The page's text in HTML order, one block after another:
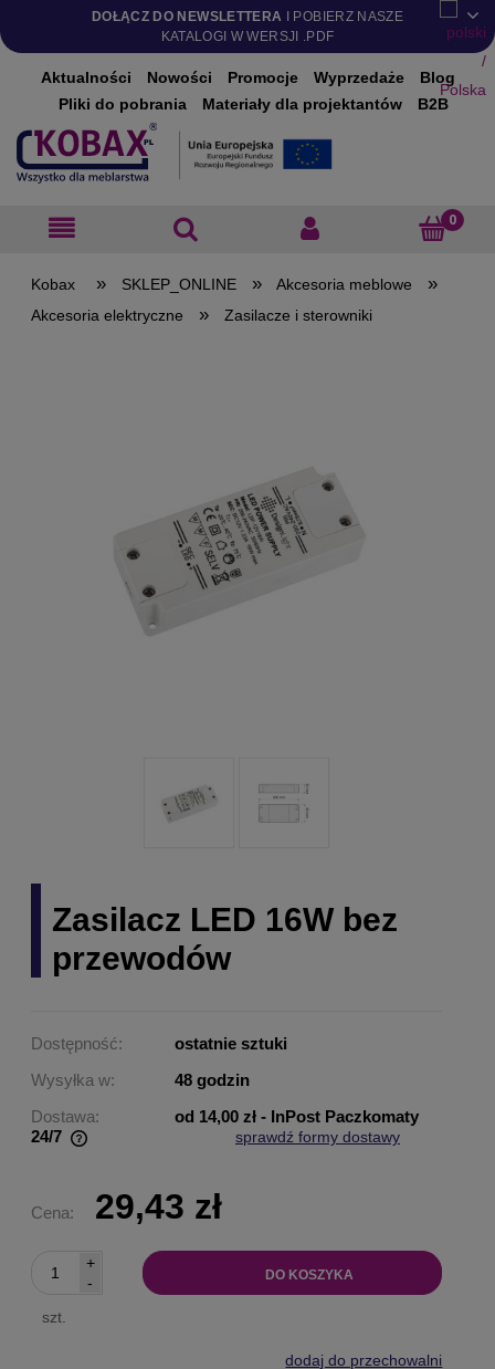
DOŁĄCZ DO NEWSLETTERA I POBIERZ NASZE
KATALOGI W WERSJI .PDF
Aktualności Nowości Promocje Wyprzedaże
Blog
Pliki do pobrania
Materiały dla projektantów B2B
» SKLEP_ONLINE » Akcesoria meblowe »
Akcesoria elektryczne » Zasilacze i sterowniki
Zasilacz LED 16W bez
przewodów
Dostępność:
ostatnie sztuki
Wysyłka w:
48 godzin
Dostawa:
od 14,00 zł - InPost Paczkomaty
24/7
sprawdź formy dostawy
Cena: 29,43 zł
-
+
szt.
DO KOSZYKA
dodaj do przechowalni